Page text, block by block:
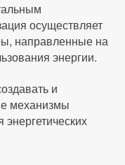
осуществляет
направленные на
энергии.
и
механизмы